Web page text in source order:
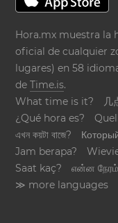
Hora.mx muestra la
oficial de cualquier
lugares) en 58
deTime.is.
What time is it?
几
¿Qué hora es?
এখন কয়টা বাজে?
Jam berapa?
Saat kaç?
என்ன
≫ more languages